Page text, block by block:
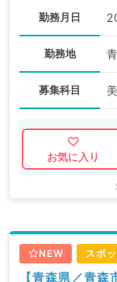
勤務月日
勤務地
募集科目
お気に入り
NEW スポ
【青森県／青